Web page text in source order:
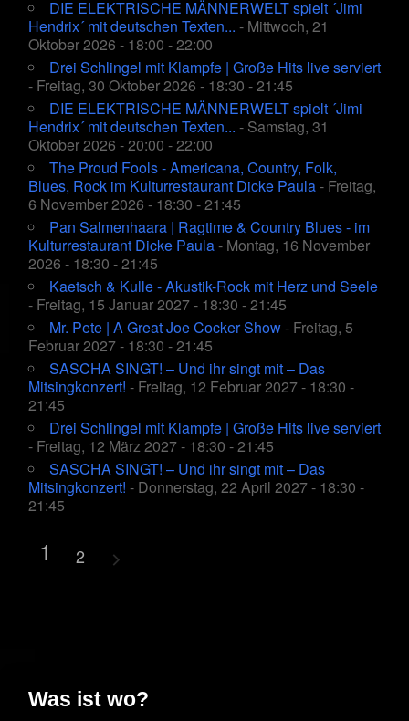
DIE ELEKTRISCHE MÄNNERWELT spielt ´Jimi
Hendrix´ mit deutschen Texten... - Mittwoch, 21
Oktober 2026 - 18:00 - 22:00
Drei Schlingel mit Klampfe | Große Hits live serviert
- Freitag, 30 Oktober 2026 - 18:30 - 21:45
DIE ELEKTRISCHE MÄNNERWELT spielt ´Jimi
Hendrix´ mit deutschen Texten... - Samstag, 31
Oktober 2026 - 20:00 - 22:00
The Proud Fools - Americana, Country, Folk,
Blues, Rock im Kulturrestaurant Dicke Paula- Freitag,
6 November 2026 - 18:30 - 21:45
Pan Salmenhaara | Ragtime & Country Blues - im
Kulturrestaurant Dicke Paula- Montag, 16 November
2026 - 18:30 - 21:45
Kaetsch & Kulle - Akustik-Rock mit Herz und Seele
- Freitag, 15 Januar 2027 - 18:30 - 21:45
Mr. Pete | A Great Joe Cocker Show- Freitag, 5
Februar 2027 - 18:30 - 21:45
SASCHA SINGT! – Und ihr singt mit – Das
Mitsingkonzert! - Freitag, 12 Februar 2027 - 18:30 -
21:45
Drei Schlingel mit Klampfe | Große Hits live serviert
- Freitag, 12 März 2027 - 18:30 - 21:45
SASCHA SINGT! – Und ihr singt mit – Das
Mitsingkonzert! - Donnerstag, 22 April 2027 - 18:30 -
21:45
1 2
Was ist wo?